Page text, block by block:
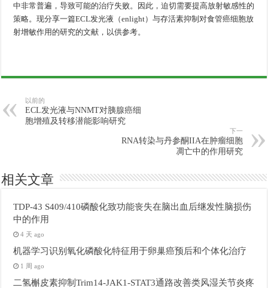
中非常普遍，导致可能的治疗失败。因此，迫切需要提高放射敏感性的
策略。现分享一篇ECL发光液（enlight）与存活素抑制对食管癌细胞放
射增敏作用的研究的文献，以供参考。
以前的
ECL发光液与NNMT对胰腺癌细
胞增殖及转移潜能影响研究
下一
RNA转染与丹参酮IIA在肿瘤细胞
凋亡中的作用研究
相关文章
TDP-43 S409/410磷酸化致功能丧失在脑出血后继发性脑损伤
中的作用
4 天 ago
机器学习识别氧化磷酸化特征用于卵巢癌预后和个体化治疗
1 周 ago
二氢槲皮素抑制Trim14-JAK1-STAT3通路改善类风湿关节炎疼